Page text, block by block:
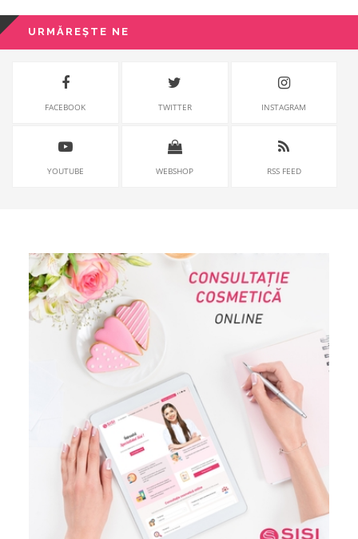
URMĂREȘTE NE
FACEBOOK TWITTER INSTAGRAM
YOUTUBE WEBSHOP RSS FEED